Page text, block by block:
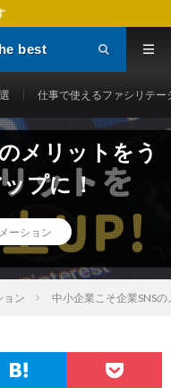
best
仕事で使えるファシリテー
メリットをう
プに！
ーション
ョン 中小企業こそ企業SNS